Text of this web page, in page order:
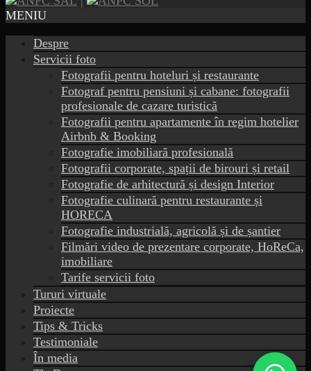
MENIU
Despre
Servicii foto
Fotografii pentru hoteluri și restaurante
Fotograf pentru pensiuni și cabane: fotografii
profesionale de cazare turistică
Fotografii pentru apartamente în regim hotelier
Airbnb & Booking
Fotografie imobiliară profesională
Fotografii corporate, spații de birouri și retail
Fotografie de arhitectură și design Interior
Fotografie culinară pentru restaurante și
HORECA
Fotografie industrială, agricolă și de șantier
Filmări video de prezentare corporate, HoReCa,
imobiliare
Tarife servicii foto
Tururi virtuale
Proiecte
Tips & Tricks
Testimoniale
În media